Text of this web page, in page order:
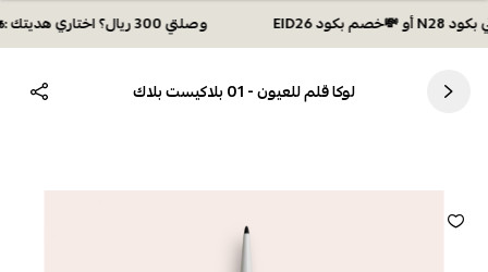
وصلتي 300 ريال؟ اختاري هديتك :🏍 شحن مجاني بكود N28 أو 💸خصم بكود EID26
لوكا قلم للعيون - 01 بلاكيست بلاك